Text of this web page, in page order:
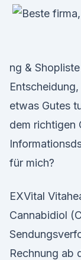
ng &
etwas Gutes
dem richtigen
für mich?
EXVital
Cannabidiol
Rechnung ab